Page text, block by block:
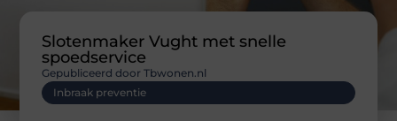
Slotenmaker Vught met snelle
spoedservice
Inbraak preventie
Gepubliceerd door Tbwonen.nl